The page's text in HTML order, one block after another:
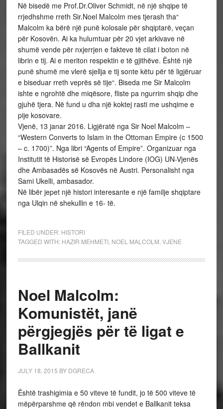
Në bisedë me Prof.Dr.Oliver Schmidt, në një shqipe të
rrjedhshme rreth Sir.Noel Malcolm mes tjerash tha“
Malcolm ka bërë një punë kolosale për shqiptarë, veçan
për Kosovën. Ai ka hulumtuar për 20 vjet arkivave në
shumë vende për nxjerrjen e fakteve të cilat i boton në
librin e tij. Ai e meriton respektin e të gjithëve. Është një
punë shumë me vlerë sjellja e tij sonte këtu për të ligjëruar
e biseduar rreth veprës së tije“. Biseda me Sir Malcolm
ishte e ngrohtë dhe miqësore, fliste pa ngurrim shqip dhe
gjuhë tjera. Në fund u dha një koktej rasti me ushqime e
pije kosovare.
Vjenë, 13 janar 2016. Ligjëratë nga Sir Noel Malcolm –
“Western Converts to Islam in the Ottoman Empire (c 1500
– c. 1700)”. Nga libri “Agents of Empire”. Organizuar nga
Institutit të Historisë së Evropës Lindore (IOG) UN-Vjenës
dhe Ambasadës së Kosovës në Austri. Personalisht nga
Sami Ukelli, ambasador.
Në libër jepet një histori interesante e një familje shqiptare
nga Ulqin në shekullin e 16- të.
FILED UNDER: HISTORI
TAGGED WITH: HAZIR MEHMETI, NOEL MALCOLM VJENE
Noel Malcolm:
Komunistët, janë
përgjegjës për të ligat e
Ballkanit
JULY 18, 2015 BY DGRECA
Është trashigimia e 50 viteve të fundit, jo të 500 viteve të
mëpërparshme që rëndon mbi vendet e Ballkanit teksa